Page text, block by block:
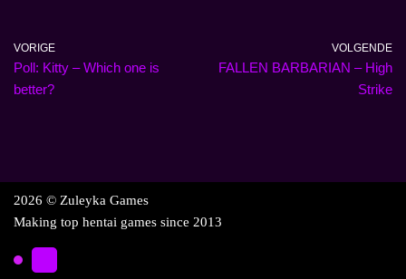
VORIGE
Poll: Kitty – Which one is
better?
VOLGENDE
FALLEN BARBARIAN – High
Strike
2026 © Zuleyka Games
Making top hentai games since 2013